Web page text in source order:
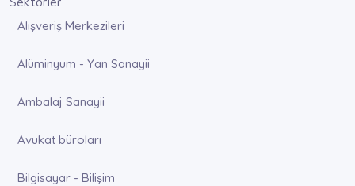
Alışveriş Merkezileri
Alüminyum - Yan Sanayii
Ambalaj Sanayii
Avukat büroları
Bilgisayar - Bilişim